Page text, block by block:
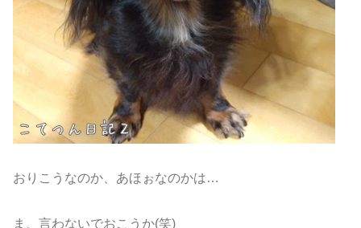
おりこうなのか、あほぉなのかは…
ま、言わないでおこうか(笑)